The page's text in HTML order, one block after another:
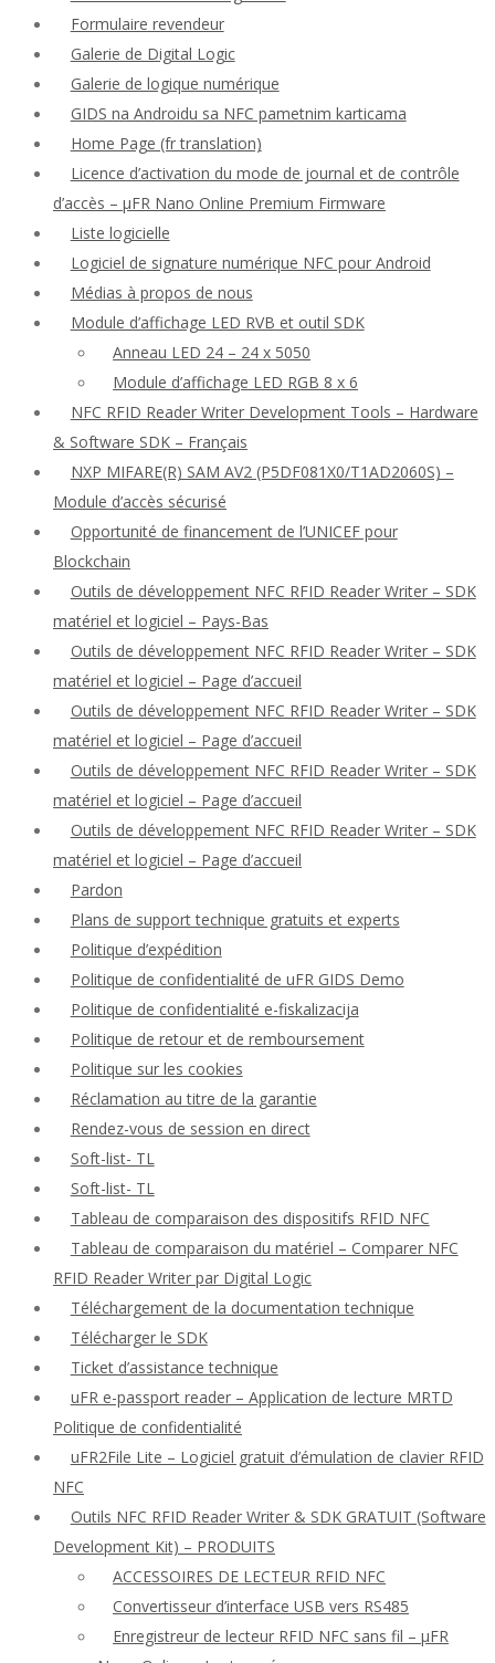
Formulaire revendeur
Galerie de Digital Logic
Galerie de logique numérique
GIDS na Androidu sa NFC pametnim karticama
Home Page (fr translation)
Licence d’activation du mode de journal et de contrôle
d’accès – μFR Nano Online Premium Firmware
Liste logicielle
Logiciel de signature numérique NFC pour Android
Médias à propos de nous
Module d’affichage LED RVB et outil SDK
Anneau LED 24 – 24 x 5050
Module d’affichage LED RGB 8 x 6
NFC RFID Reader Writer Development Tools – Hardware
& Software SDK – Français
NXP MIFARE(R) SAM AV2 (P5DF081X0/T1AD2060S) –
Module d’accès sécurisé
Opportunité de financement de l’UNICEF pour
Blockchain
Outils de développement NFC RFID Reader Writer – SDK
matériel et logiciel – Pays-Bas
Outils de développement NFC RFID Reader Writer – SDK
matériel et logiciel – Page d’accueil
Outils de développement NFC RFID Reader Writer – SDK
matériel et logiciel – Page d’accueil
Outils de développement NFC RFID Reader Writer – SDK
matériel et logiciel – Page d’accueil
Outils de développement NFC RFID Reader Writer – SDK
matériel et logiciel – Page d’accueil
Pardon
Plans de support technique gratuits et experts
Politique d’expédition
Politique de confidentialité de uFR GIDS Demo
Politique de confidentialité e-fiskalizacija
Politique de retour et de remboursement
Politique sur les cookies
Réclamation au titre de la garantie
Rendez-vous de session en direct
Soft-list- TL
Soft-list- TL
Tableau de comparaison des dispositifs RFID NFC
Tableau de comparaison du matériel – Comparer NFC
RFID Reader Writer par Digital Logic
Téléchargement de la documentation technique
Télécharger le SDK
Ticket d’assistance technique
uFR e-passport reader – Application de lecture MRTD
Politique de confidentialité
uFR2File Lite – Logiciel gratuit d’émulation de clavier RFID
NFC
Outils NFC RFID Reader Writer & SDK GRATUIT (Software
Development Kit) – PRODUITS
ACCESSOIRES DE LECTEUR RFID NFC
Convertisseur d’interface USB vers RS485
Enregistreur de lecteur RFID NFC sans fil – μFR